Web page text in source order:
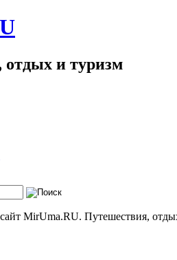
и туризм
MirUma.RU. Путешествия,